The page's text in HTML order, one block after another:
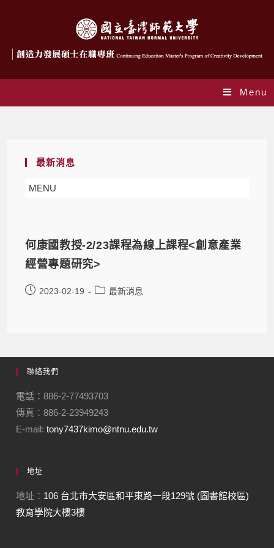
Menu
最新消息
MENU
何康國教授-2/23課程為線上課程<創意產業
經營專題研究>
2023-02-19 最新消息
聯絡我們
電話：886-2-77493703
傳真：886-2-23949243
E-mail:tony7437kimo@ntnu.edu.tw
地址
地址： 106 台北市大安區和平東路一段129號 (圖書館校區)
教育學院大樓3樓